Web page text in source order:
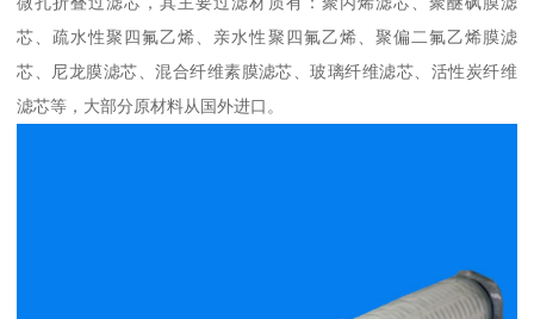
芯、疏水性聚四氟乙烯、亲水性聚四氟乙烯、聚偏二氟乙烯膜滤
芯、尼龙膜滤芯、混合纤维素膜滤芯、玻璃纤维滤芯、活性炭纤维
滤芯等，大部分原材料从国外进口。